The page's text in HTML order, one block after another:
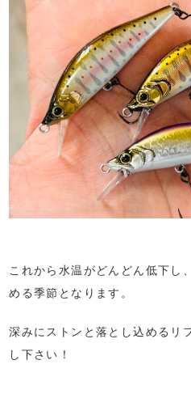
これから水温がどんどん低下し
める季節となります。
深みにストンと落とし込めるリ
し下さい！